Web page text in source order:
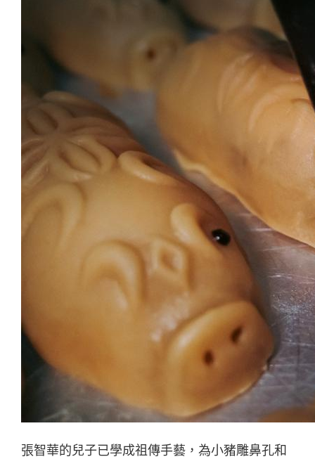
張智華的兒子已學成祖傳手藝，為小豬雕鼻孔和